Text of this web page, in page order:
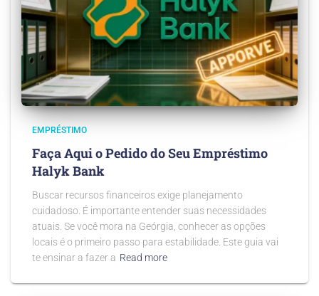
EMPRÉSTIMO
Faça Aqui o Pedido do Seu Empréstimo
Halyk Bank
Buscar recursos financeiros exige planejamento
cuidadoso. É importante entender suas necessidades
atuais. Se você mora na Geórgia, conhecer as opções
locais é o primeiro passo para estabilidade. Este guia vai
te ensinar a fazer a Read more